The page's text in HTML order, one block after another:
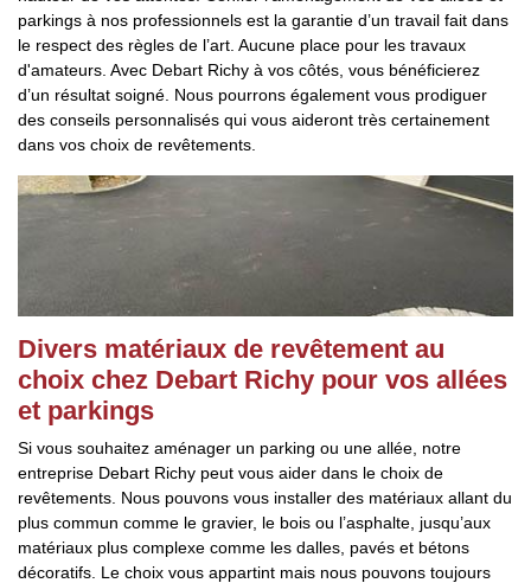
parkings à nos professionnels est la garantie d’un travail fait dans
le respect des règles de l’art. Aucune place pour les travaux
d'amateurs. Avec Debart Richy à vos côtés, vous bénéficierez
d’un résultat soigné. Nous pourrons également vous prodiguer
des conseils personnalisés qui vous aideront très certainement
dans vos choix de revêtements.
Divers matériaux de revêtement au
choix chez Debart Richy pour vos allées
et parkings
Si vous souhaitez aménager un parking ou une allée, notre
entreprise Debart Richy peut vous aider dans le choix de
revêtements. Nous pouvons vous installer des matériaux allant du
plus commun comme le gravier, le bois ou l’asphalte, jusqu’aux
matériaux plus complexe comme les dalles, pavés et bétons
décoratifs. Le choix vous appartint mais nous pouvons toujours